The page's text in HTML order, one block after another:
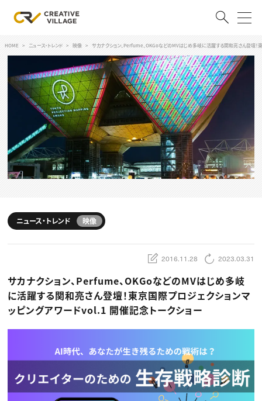
ログイン 会員登録
クリエイター求人を探す
CREATIVE JOB求人検索
特集求人
採用説明会
スキルアップしたい！
デザイン
編集・ライティング
マーケティング
ディレクション
業界解説・キャリア事情
お役立ち基礎知識
TOP Creator’s コラム
Webクリエイター
アプリクリエイター
ゲームクリエイター
映像クリエイター
マーケッター
C＆R Magazine
セミナー
ニュース・トレンド
ニュース・トレンド トップ
ゲーム・エンタメ
広告
出版
CREATIVE VILLAGEからのお知らせ
HOME ニュース・トレンド 映像 サカナクション、Perfume、OKGoなどのMVはじめ多岐に活躍する関和亮さん登壇！
ニュース・トレンド 映像
2016.11.28 2023.03.31
サカナクション、Perfume、OKGoなどのMVはじめ多岐
に活躍する関和亮さん登壇！東京国際プロジェクションマ
ッピングアワードvol.1 開催記念トークショー